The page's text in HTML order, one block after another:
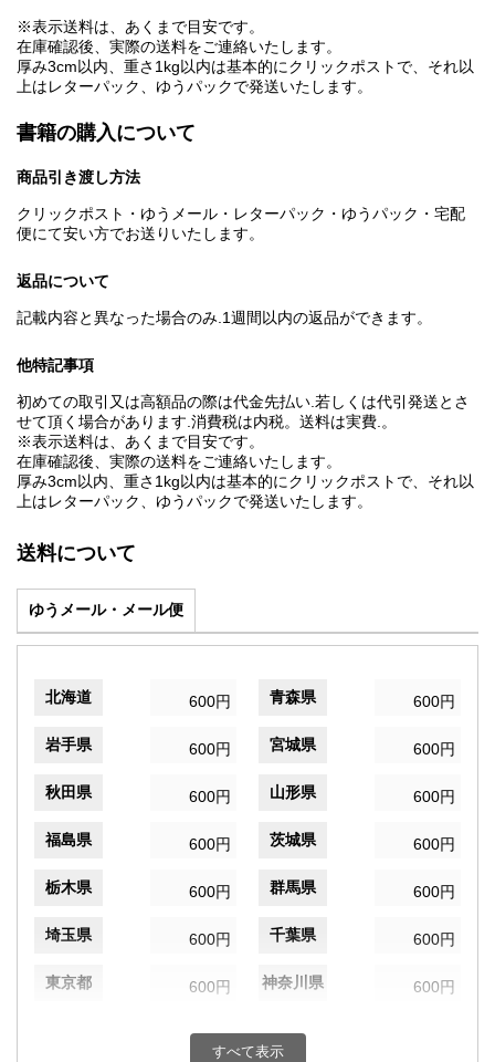
※表示送料は、あくまで目安です。
在庫確認後、実際の送料をご連絡いたします。
厚み3cm以内、重さ1kg以内は基本的にクリックポストで、それ以
上はレターパック、ゆうパックで発送いたします。
書籍の購入について
商品引き渡し方法
クリックポスト・ゆうメール・レターパック・ゆうパック・宅配
便にて安い方でお送りいたします。
返品について
記載内容と異なった場合のみ.1週間以内の返品ができます。
他特記事項
初めての取引又は高額品の際は代金先払い.若しくは代引発送とさ
せて頂く場合があります.消費税は内税。送料は実費.。
※表示送料は、あくまで目安です。
在庫確認後、実際の送料をご連絡いたします。
厚み3cm以内、重さ1kg以内は基本的にクリックポストで、それ以
上はレターパック、ゆうパックで発送いたします。
送料について
ゆうメール・メール便
北海道 600円 青森県 600円
岩手県 600円 宮城県 600円
秋田県 600円 山形県 600円
福島県 600円 茨城県 600円
栃木県 600円 群馬県 600円
埼玉県 600円 千葉県 600円
東京都 600円 神奈川県 600円
600円 富山県
すべて表示